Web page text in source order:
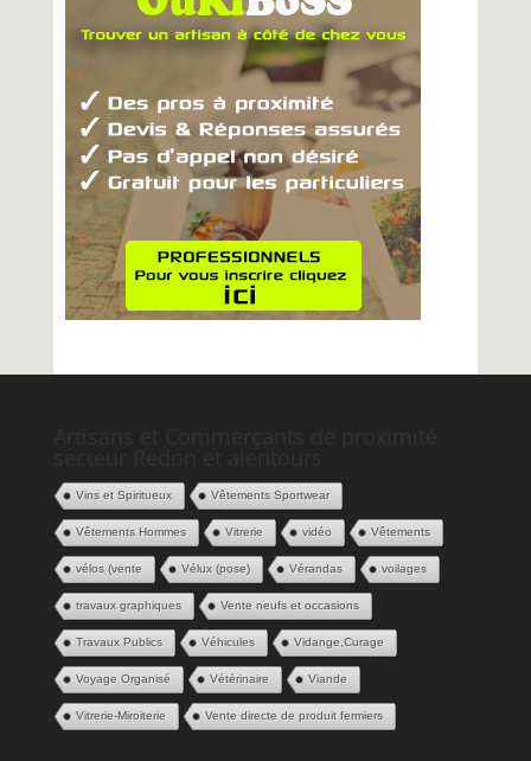
Vins et Spiritueux Vêtements Sportwear
Vêtements Hommes Vitrerie vidéo Vêtements
vélos (vente Vélux (pose) Vérandas voilages
travaux graphiques Vente neufs et occasions
Travaux Publics Véhicules Vidange,Curage
Voyage Organisé Vétérinaire Viande
Vitrerie-Miroiterie Vente directe de produit fermiers